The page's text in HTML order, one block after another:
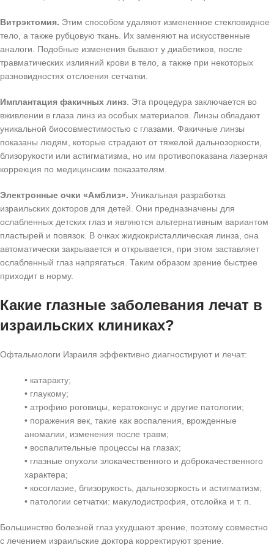
Витрэктомия. Этим способом удаляют измененное стекловидное
тело, а также рубцовую ткань. Их заменяют на искусственные
аналоги. Подобные изменения бывают у диабетиков, после
травматических излияний крови в тело, а также при некоторых
разновидностях отслоения сетчатки.
Имплантация факичных линз . Эта процедура заключается во
вживлении в глаза линз из особых материалов. Линзы обладают
уникальной биосовместимостью с глазами. Факичные линзы
показаны людям, которые страдают от тяжелой дальнозоркости,
близорукости или астигматизма, но им противопоказана лазерная
коррекция по медицинским показателям.
Электронные очки «Амблиз». Уникальная разработка
израильских докторов для детей. Они предназначены для
ослабленных детских глаз и являются альтернативным вариантом
пластырей и повязок. В очках жидкокристаллическая линза, она
автоматически закрывается и открывается, при этом заставляет
ослабленный глаз напрягаться. Таким образом зрение быстрее
приходит в норму.
Какие глазные заболевания лечат в
израильских клиниках?
Офтальмологи Израиля эффективно диагностируют и лечат:
• катаракту;
• глаукому;
• атрофию роговицы, кератоконус и другие патологии;
• поражения век, такие как воспаления, врожденные
аномалии, изменения после травм;
• воспалительные процессы на глазах;
• глазные опухоли злокачественного и доброкачественного
характера;
• косоглазие, близорукость, дальнозоркость и астигматизм;
• патологии сетчатки: макулодистрофия, отслойка и т. п.
Большинство болезней глаз ухудшают зрение, поэтому совместно
с лечением израильские доктора корректируют зрение.